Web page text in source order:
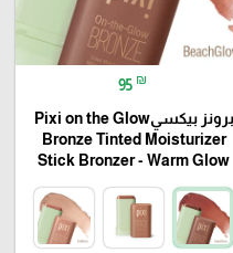
95 ₪
برونز بيكسيPixi on the Glow
Bronze Tinted Moisturizer
Stick Bronzer - Warm Glow